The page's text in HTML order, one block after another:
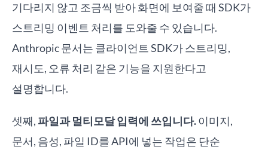
기다리지 않고 조금씩 받아 화면에 보여줄 때 SDK가
스트리밍 이벤트 처리를 도와줄 수 있습니다.
Anthropic 문서는 클라이언트 SDK가 스트리밍,
재시도, 오류 처리 같은 기능을 지원한다고
설명합니다.
셋째, 파일과 멀티모달 입력에 쓰입니다.이미지,
문서, 음성, 파일 ID를 API에 넣는 작업은 단순